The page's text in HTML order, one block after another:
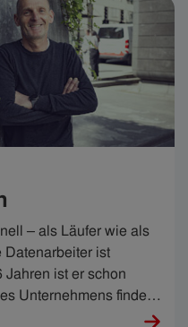
– als Läufer wie als
ist
ist er schon
Unternehmens findet